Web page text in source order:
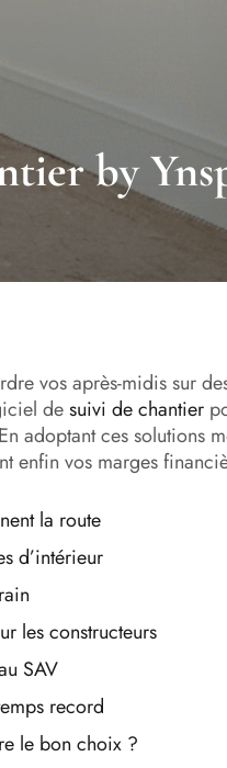
by
vos après-midis sur
desuivi de chantier
adoptant ces solutions
enfin vos marges
la route
d’intérieur
les constructeurs
SAV
record
le bon choix ?